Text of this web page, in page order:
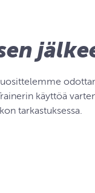
käyttöä
tarkastuksessa.